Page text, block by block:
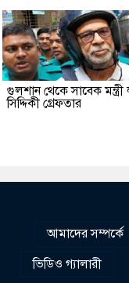
গুলশান থেকে সাবেক
সিদ্দিকী গ্রেফতার
আমাদের সম্পর্কে
ভিডিও গ্যালারী